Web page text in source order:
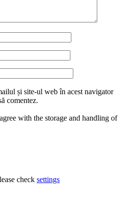
și site-ul web în acest navigator
comentez.
with the storage and handling of
check settings